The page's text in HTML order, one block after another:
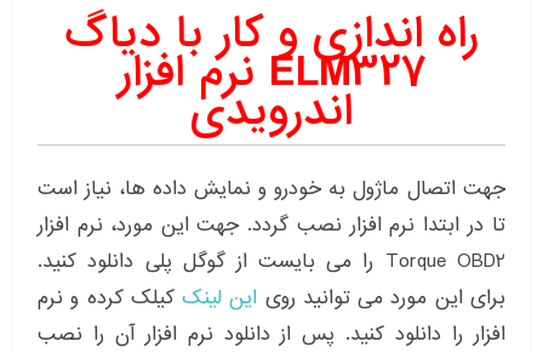
راه اندازی و کار با دیاگ
ELM327 نرم افزار
اندرویدی
جهت اتصال ماژول به خودرو و نمایش داده ها، نیاز است
تا در ابتدا نرم افزار نصب گردد. جهت این مورد، نرم افزار
Torque OBD2 را می بایست از گوگل پلی دانلود کنید.
برای این مورد می توانید روی این لینککیلک کرده و نرم
افزار را دانلود کنید. پس از دانلود نرم افزار آن را نصب